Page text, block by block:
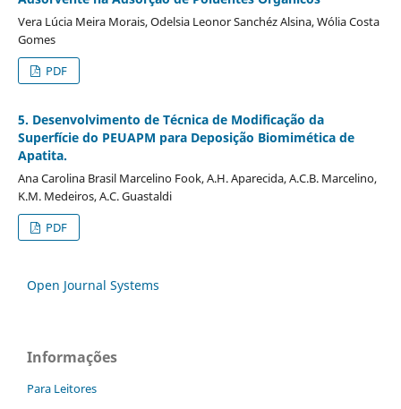
Vera Lúcia Meira Morais, Odelsia Leonor Sanchéz Alsina, Wólia Costa
Gomes
PDF
5. Desenvolvimento de Técnica de Modificação da
Superfície do PEUAPM para Deposição Biomimética de
Apatita.
Ana Carolina Brasil Marcelino Fook, A.H. Aparecida, A.C.B. Marcelino,
K.M. Medeiros, A.C. Guastaldi
PDF
Open Journal Systems
Informações
Para Leitores